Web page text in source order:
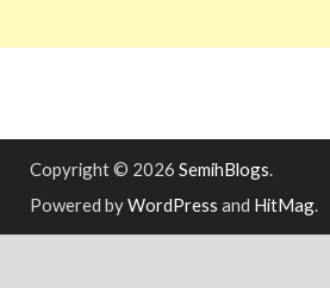
Copyright © 2026 SemihBlogs.
Powered byWordPress and HitMag.